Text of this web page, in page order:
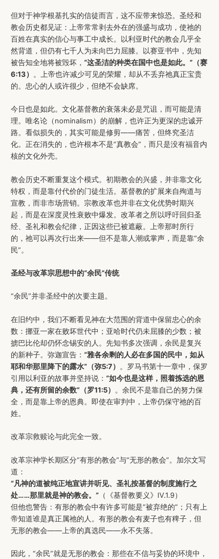
但对于神学根基扎实的信徒而言，这不应带来惊恐。圣经和
教会历史都见证：上帝常常剥去外在的强盛与成功，使祂的
百姓在真实的信心与事工中成长。以利亚时代的教会几乎全
然背道，但仍有七千人为未向巴力屈膝。以赛亚书中，先知
被告知全地将被毁坏，“这圣洁的种类在国中也是如此。”（赛
6:13） 。上帝也许减少可见的荣耀，却从不丢弃祂真正宝贵
的。忠心的人或许很少，但绝不会缺席。
今日也是如此。文化基督教的衰落未必是咒诅，而可能是清
理。唯名论（nominalism）的崩解，也许正为更深的忠诚开
路。看似损失的，其实可能是修剪——痛苦，但终究圣洁
化。正在消失的，也许根本不是“真教会”，而只是没有福音内
核的文化外壳。
教会历史不断重复这个模式。初期教会的兴盛，并非靠文化
特权，而是靠付代价的门徒生活。基督教的扩展来自殉道与
宣教，而非市场营销。宗教改革也并非在文化优势时期兴
起，而是在深度灵性衰败中爆发。改革者之所以呼吁回归圣
经、圣礼和教会纪律，正因这些已被遮蔽。上帝那时所行
的，祂可以再次行出来——但不是靠人潮或掌声，而是靠“余
民”。
圣经与改革宗思想中的“余民”传统
“余民”并非圣经中的次要主题。
在旧约中，我们不断看见神在大范围的背道中保留忠心的余
数：挪亚一家在败坏世代中；亚哈时代仍未屈膝的少数；被
掳巴比伦却仍怀念锡安的人。先知书多次强调，余民是复兴
的新种子。弥迦宣告：“雅各余剩的人必在多国的民中，如从
耶和华那里降下的露水”（弥5:7） 。罗马书第十一章中，保罗
引用以利亚的故事并坚持说：“如今也是这样，照着拣选的恩
典，还有所留的余数”（罗11:5） 。余民不是靠自己的努力保
全，而是靠上帝的恩典。即使在审判中，上帝仍保守祂的百
姓。
改革宗救赎论与此完全一致。
改革宗神学长期区分“有形的教会”与“无形的教会”。加尔文写
道：
“凡神的道被纯正地宣讲并听见、圣礼按基督的制度施行之
处……那里就是神的教会。” （《基督教要义》IV.1.9）
但他也警告：有形的教会中有许多可能是“被弃绝的”；只有上
帝知道谁是真正属祂的人。有形的教会有麦子也有稗子，但
无形的教会——上帝的真选民——永不失落。
因此，“余民”就是无形的教会：那些在不信与妥协的环境中，